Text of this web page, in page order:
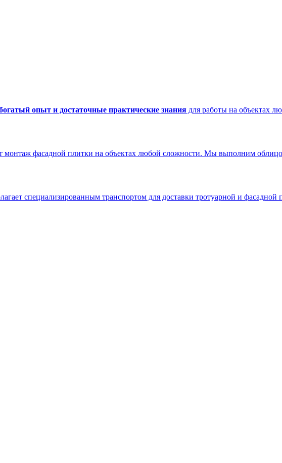
опыт и достаточные практические знания для работы на объектах
фасадной плитки на объектах любой сложности. Мы выполним
специализированным транспортом для доставки тротуарной и фасадной